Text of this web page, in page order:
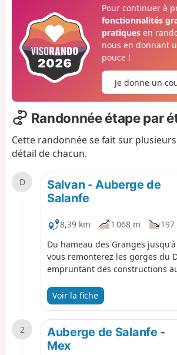
Pour continuer à
fonctionnalités
pratiquesen
nous en donnant
pouce !
Je donne un
Randonnée étape par
Cette randonnée se fait sur
détail de chacun.
D
Salvan - Auberge de
Salanfe
8,39 km 1 068 m
197
Du hameau des Granges jusqu'à
vous remonterez les gorges du
empruntant des constructions
Salanfe dévale les gorges
paliers. La vue est à couper le
profiterez de nombreux points
sommets des Alpes. Vous
magnifique Vallon de Van. Le
Voir la fiche
2
Auberge de Salanfe -
Mex